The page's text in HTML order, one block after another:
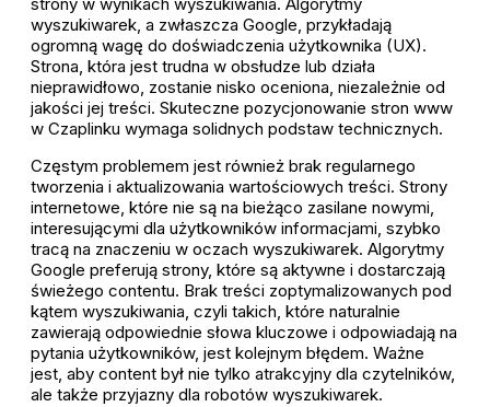
wyszukiwarek, a zwłaszcza Google, przykładają
ogromną wagę do doświadczenia użytkownika (UX).
Strona, która jest trudna w obsłudze lub działa
nieprawidłowo, zostanie nisko oceniona, niezależnie od
jakości jej treści. Skuteczne pozycjonowanie stron www
w Czaplinku wymaga solidnych podstaw technicznych.
Częstym problemem jest również brak regularnego
tworzenia i aktualizowania wartościowych treści. Strony
internetowe, które nie są na bieżąco zasilane nowymi,
interesującymi dla użytkowników informacjami, szybko
tracą na znaczeniu w oczach wyszukiwarek. Algorytmy
Google preferują strony, które są aktywne i dostarczają
świeżego contentu. Brak treści zoptymalizowanych pod
kątem wyszukiwania, czyli takich, które naturalnie
zawierają odpowiednie słowa kluczowe i odpowiadają na
pytania użytkowników, jest kolejnym błędem. Ważne
jest, aby content był nie tylko atrakcyjny dla czytelników,
ale także przyjazny dla robotów wyszukiwarek.